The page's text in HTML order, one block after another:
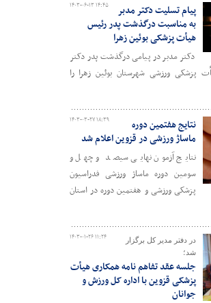
۱۴۰۳-۰۶-۱۳ ۱۴:۴۵
پیام تسلیت دکتر مدبر
به مناسبت درگذشت پدر رئیس
هیأت پزشکی بوئین زهرا
دکتر مدبر در پیامی درگذشت پدر دکتر
پزشکی ورزشی شهرستان بوئین زهرا را
۱۴۰۳-۰۳-۲۷ ۱۸:۳۹
نتایج هفتمین دوره
ماساژ ورزشی در قزوین اعلام شد
نتایج آزمون نهایی سیصد و چهل و
سومین دوره ماساژ ورزشی فدراسیون
پزشکی ورزشی و هفتمین دوره در استان
۱۴۰۳-۰۱-۲۶ ۱۱:۲۴
در دفتر مدیر کل برگزار
شد؛
جلسه عقد تفاهم نامه همکاری هیأت
پزشکی قزوین با اداره کل ورزش و
جوانان